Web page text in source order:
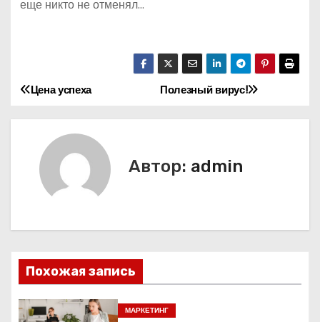
еще никто не отменял…
Н
а
ц
и
Полезный вирус!
Цена успеха
Автор: admin
Похожая запись
МАРКЕТИНГ